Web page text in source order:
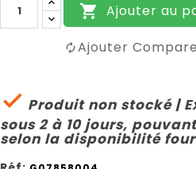
 Ajouter au
Ajouter
 Produit non stocké |
sous 2 à 10 jours,
selon la disponibilité